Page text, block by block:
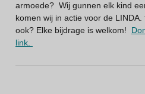
armoede? Wij gunnen elk kind
komen wij in actie voor de
ook? Elke bijdrage is welkom!
link.